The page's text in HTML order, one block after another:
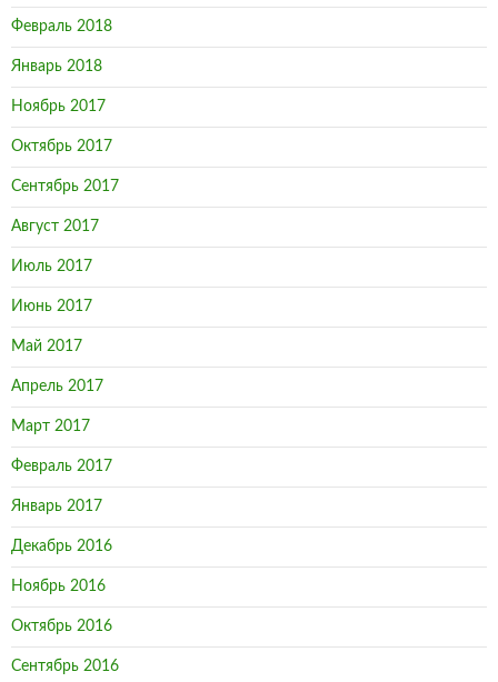
Февраль 2018
Январь 2018
Ноябрь 2017
Октябрь 2017
Сентябрь 2017
Август 2017
Июль 2017
Июнь 2017
Май 2017
Апрель 2017
Март 2017
Февраль 2017
Январь 2017
Декабрь 2016
Ноябрь 2016
Октябрь 2016
Сентябрь 2016